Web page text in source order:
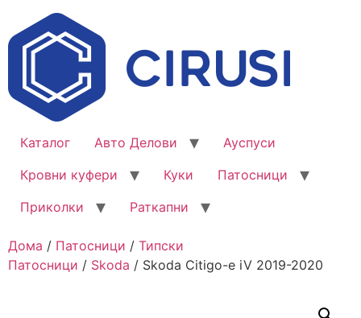
Каталог Авто Делови
Ауспуси
Кровни куфери
Куки
Патосници
Приколки
Раткапни
Дома / Патосници / Типски
Патосници / Skoda / Skoda Citigo-e iV 2019-2020